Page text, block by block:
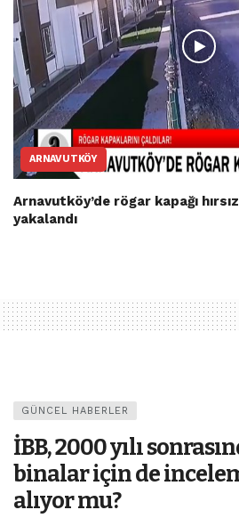
ARNAVUTKÖY
Arnavutköy’de rögar kapağı
yakalandı
GÜNCEL HABERLER
İBB, 2000 yılı
binalar için de
alıyor mu?